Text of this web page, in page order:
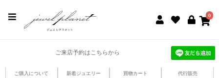
0
ご来店予約はこちらから
ご購入について 新着ジュエリー 買物カート 代行販売